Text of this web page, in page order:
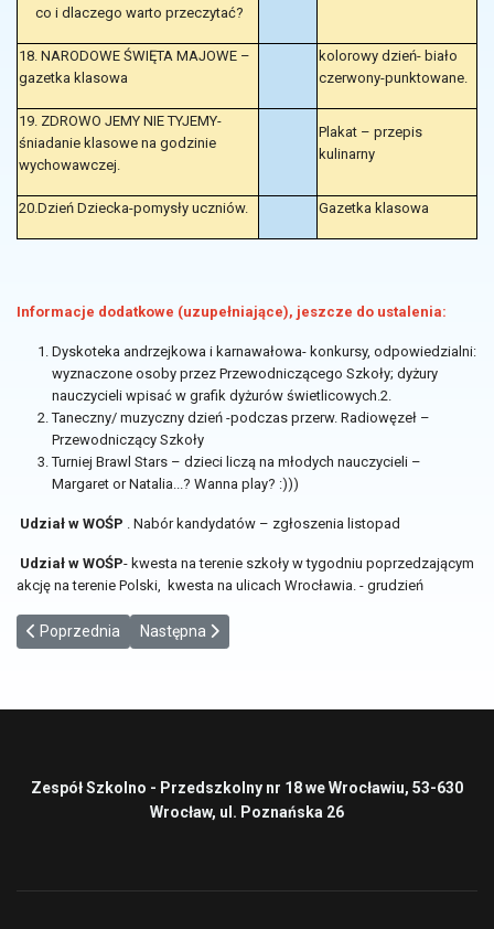
co i dlaczego warto przeczytać?
18. NARODOWE ŚWIĘTA MAJOWE –
gazetka klasowa
kolorowy dzień- biało
czerwony-punktowane.
19. ZDROWO JEMY NIE TYJEMY-
śniadanie klasowe na godzinie
wychowawczej.
Plakat – przepis
kulinarny
20.Dzień Dziecka-pomysły uczniów. Gazetka klasowa
Informacje dodatkowe (uzupełniające), jeszcze do ustalenia:
Dyskoteka andrzejkowa i karnawałowa- konkursy, odpowiedzialni:
wyznaczone osoby przez Przewodniczącego Szkoły; dyżury
nauczycieli wpisać w grafik dyżurów świetlicowych.2.
Taneczny/ muzyczny dzień -podczas przerw. Radiowęzeł –
Przewodniczący Szkoły
Turniej Brawl Stars – dzieci liczą na młodych nauczycieli –
Margaret or Natalia...? Wanna play? :)))
Udział w WOŚP . Nabór kandydatów – zgłoszenia listopad
Udział w WOŚP- kwesta na terenie szkoły w tygodniu poprzedzającym
akcję na terenie Polski, kwesta na ulicach Wrocławia. - grudzień
Poprzednia strona: Obiekty Szkolne
Poprzednia Następna strona: Rada Rodziców
Następna
Zespół Szkolno - Przedszkolny nr 18 we Wrocławiu, 53-630
Wrocław, ul. Poznańska 26